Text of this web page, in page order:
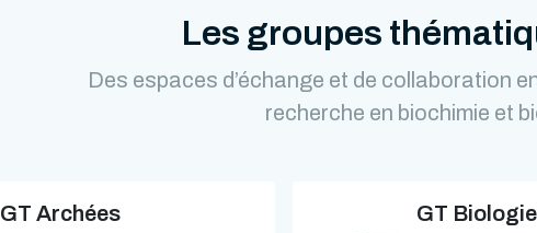
Les groupes
Des espaces d’échange et de collaboration
recherche en biochimie et
GT Archées GT